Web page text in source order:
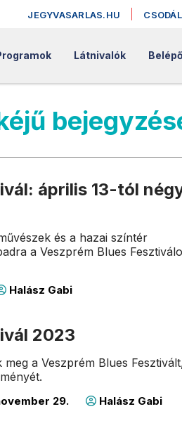
JEGYVASARLAS.HU
Látnivalók
április 13-tól
és a hazai színtér
a Veszprém Blues
Halász Gabi
2023
a Veszprém Blues
29. Halász Gabi